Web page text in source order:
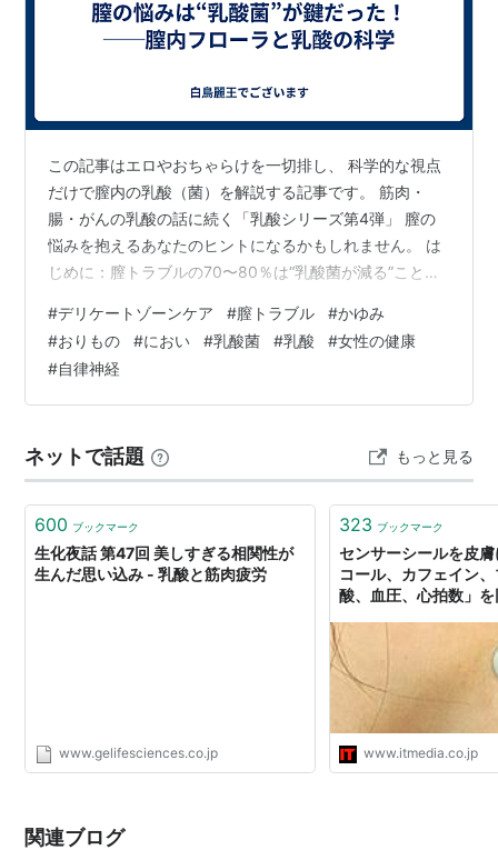
この記事はエロやおちゃらけを一切排し、 科学的な視点
だけで膣内の乳酸（菌）を解説する記事です。 筋肉・
腸・がんの乳酸の話に続く「乳酸シリーズ第4弾」 膣の
悩みを抱えるあなたのヒントになるかもしれません。 は
じめに：膣トラブルの70〜80％は“乳酸菌が減る”ことが
３．乳酸菌が減るとどうなる？ ４．乳酸菌が減ると起き
る症状 ５．乳酸菌が減る原因（寄与度の高い順） 6. 粘膜
ダメージ型トラブル（酸性起因のトラブルに見える） 6-
1粘膜ダメージ型の症状 6-2 原因（多い順） ７．膣内環
環境を整…
#デリケートゾーンケア #膣トラブル #かゆみ
#おりもの #におい #乳酸菌 #乳酸 #女性の健康
#自律神経
ネットで話題 もっと見る
600 ブックマーク
生化夜話 第47回 美しすぎる相関性が
生んだ思い込み - 乳酸と筋肉疲労
www.gelifesciences.co.jp
323 ブックマーク
センサーシールを皮
コール、カフェイン
酸、血圧、心拍数」
www.itmedia.co.jp
関連ブログ